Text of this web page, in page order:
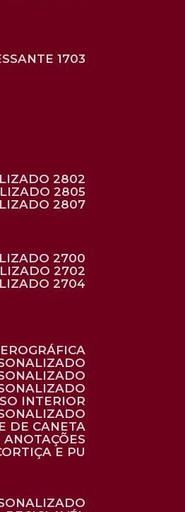
1703
2802
2805
2807
2700
2702
2704
INTERIOR
DE CANETA
ANOTAÇÕES
E PU